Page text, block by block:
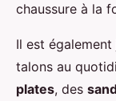
chaussure à la
Il est
talons au
plates, des